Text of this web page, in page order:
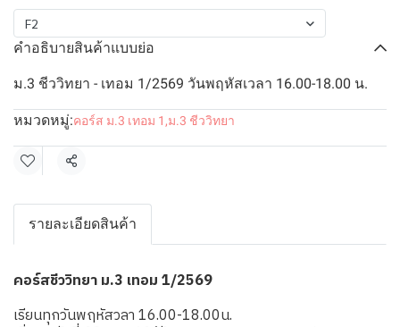
F2
คำอธิบายสินค้าแบบย่อ
ม.3 ชีววิทยา - เทอม 1/2569 วันพฤหัสเวลา 16.00-18.00 น.
หมวดหมู่:คอร์ส ม.3 เทอม 1 ,ม.3 ชีววิทยา
แชร์
รายละเอียดสินค้า
คอร์สชีววิทยา ม.3 เทอม 1/2569
เรียนทุกวันพฤหัสวลา 16.00-18.00น.